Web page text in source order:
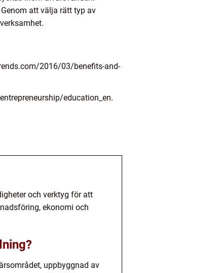
att välja rätt typ av
2016/03/benefits-and-
education_en.
och verktyg för att
ekonomi och
uppbyggnad av